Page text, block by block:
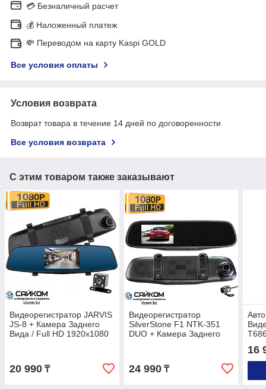
💳 Безналичный расчет
💰 Наложенный платеж
💸 Переводом на карту Kaspi GOLD
Все условия оплаты
Условия возврата
Возврат товара в течение 14 дней по договоренности
Все условия возврата
С этим товаром также заказывают
Видеорегистратор JARVIS
JS-8 + Камера Заднего
Вида / Full HD 1920x1080
20 990 ₸
Видеорегистратор
SilverStone F1 NTK-351
DUO + Камера Заднего
24 990₸
16